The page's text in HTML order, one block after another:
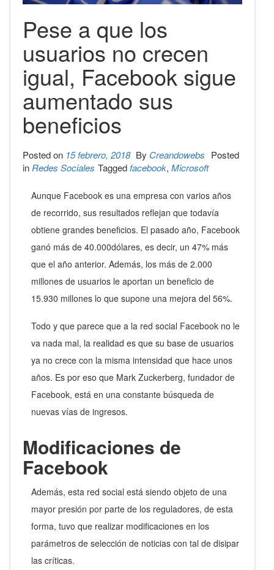
Pese a que los
usuarios no crecen
igual, Facebook sigue
aumentado sus
beneficios
Posted on 15 febrero, 2018 By Creandowebs Posted
inRedes Sociales Taggedfacebook, Microsoft
Aunque Facebook es una empresa con varios años
de recorrido, sus resultados reflejan que todavía
obtiene grandes beneficios. El pasado año, Facebook
ganó más de 40.000dólares, es decir, un 47% más
que el año anterior. Además, los más de 2.000
millones de usuarios le aportan un beneficio de
15.930 millones lo que supone una mejora del 56%.
Todo y que parece que a la red social Facebook no le
va nada mal, la realidad es que su base de usuarios
ya no crece con la misma intensidad que hace unos
años. Es por eso que Mark Zuckerberg, fundador de
Facebook, está en una constante búsqueda de
nuevas vías de ingresos.
Modificaciones de
Facebook
Además, esta red social está siendo objeto de una
mayor presión por parte de los reguladores, de esta
forma, tuvo que realizar modificaciones en los
parámetros de selección de noticias con tal de disipar
las críticas.